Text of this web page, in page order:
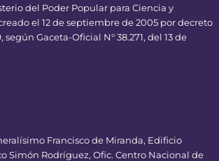
del Poder Popular para Ciencia y
el 12 de septiembre de 2005 por decreto
según Gaceta-Oficial N° 38.271, del 13 de
Francisco de Miranda, Edificio
Simón Rodríguez, Ofic. Centro Nacional de